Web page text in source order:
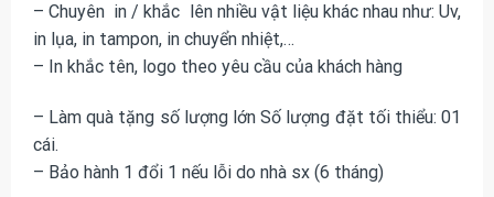
– Chuyên in / khắc lên nhiều vật liệu khác nhau như: Uv,
in lụa, in tampon, in chuyển nhiệt,…
– In khắc tên, logo theo yêu cầu của khách hàng
– Làm quà tặng số lượng lớn Số lượng đặt tối thiểu: 01
cái.
– Bảo hành 1 đổi 1 nếu lỗi do nhà sx (6 tháng)